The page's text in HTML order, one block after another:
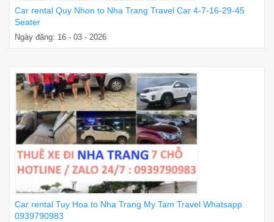
Car rental Quy Nhon to Nha Trang Travel Car 4-7-16-29-45
Seater
Ngày đăng: 16 - 03 - 2026
Car rental Tuy Hoa to Nha Trang My Tam Travel Whatsapp
0939790983